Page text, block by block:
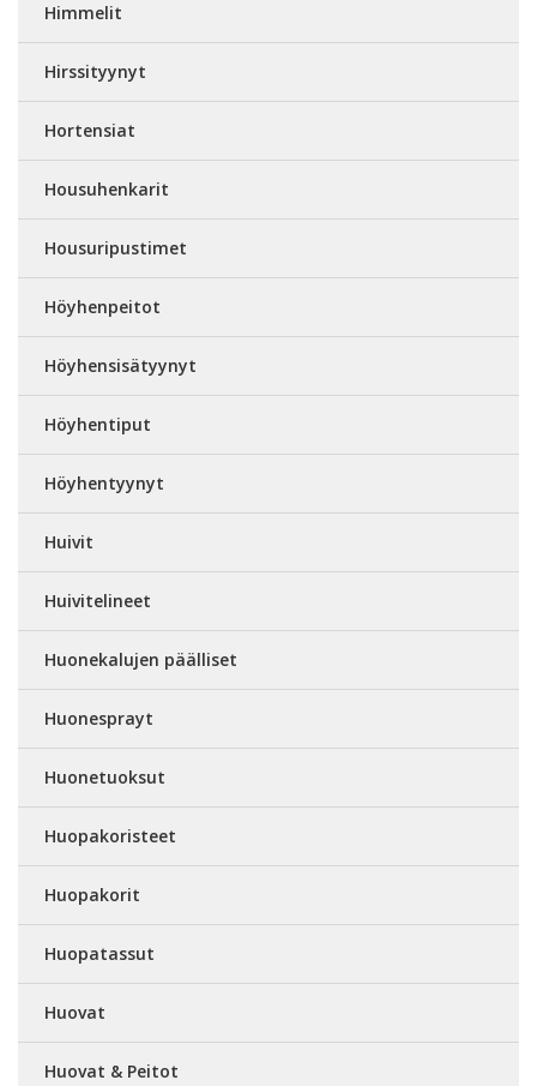
Himmelit
Hirssityynyt
Hortensiat
Housuhenkarit
Housuripustimet
Höyhenpeitot
Höyhensisätyynyt
Höyhentiput
Höyhentyynyt
Huivit
Huivitelineet
Huonekalujen päälliset
Huonesprayt
Huonetuoksut
Huopakoristeet
Huopakorit
Huopatassut
Huovat
Huovat & Peitot